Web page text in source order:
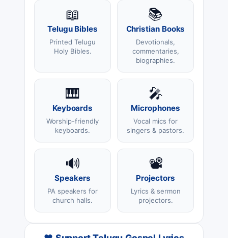
📖
Telugu Bibles
Printed Telugu
Holy Bibles.
📚
Christian Books
Devotionals,
commentaries,
biographies.
🎹
Keyboards
Worship-friendly
keyboards.
🎤
Microphones
Vocal mics for
singers & pastors.
🔊
Speakers
PA speakers for
church halls.
📽️
Projectors
Lyrics & sermon
projectors.